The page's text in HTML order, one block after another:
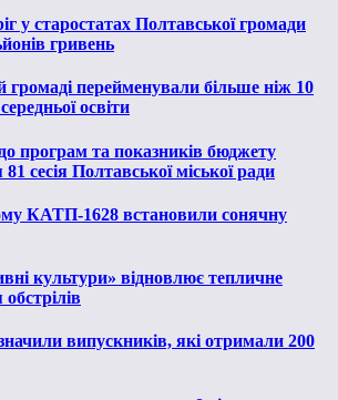
у старостатах Полтавської громади
гривень
громаді перейменували більше ніж 10
освіти
програм та показників бюджету
сесія Полтавської міської ради
КАТП-1628 встановили сонячну
культури» відновлює тепличне
випускників, які отримали 200